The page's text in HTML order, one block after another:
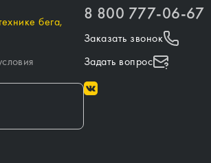
бега,
8 800 777-06-67
Заказать звонок
Задать вопрос